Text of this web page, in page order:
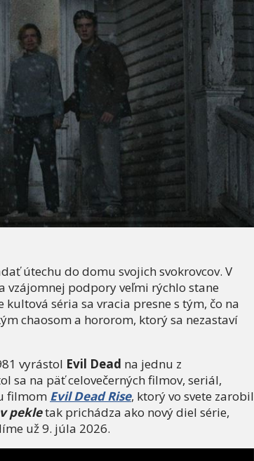
útechu do domu svojich svokrovcov. V
vzájomnej podpory veľmi rýchlo stane
séria sa vracia presne s tým, čo na
chaosom a hororom, ktorý sa nezastaví
vyrástol Evil Dead na jednu z
sa na päť celovečerných filmov, seriál,
filmom Evil Dead Rise, ktorý vo svete zarobil
pekletak prichádza ako nový diel série,
už 9. júla 2026.